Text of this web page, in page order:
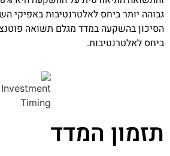
גבוהה יותר ביחס לאלטרנטיבות באפיקי
הסיכון בהשקעה במדד מגלם תשואה
ביחס לאלטרנטיבות.
תזמון המדד